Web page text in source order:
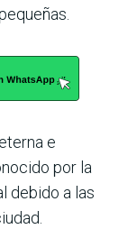
e
por la
debido a las